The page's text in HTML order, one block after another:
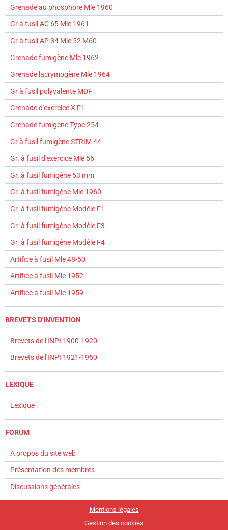
Grenade au phosphore Mle 1960
Gr à fusil AC 65 Mle 1961
Gr à fusil AP 34 Mle 52 M60
Grenade fumigène Mle 1962
Grenade lacrymogène Mle 1964
Gr à fusil polyvalente MDF
Grenade d'exercice X F1
Grenade fumigène Type 254
Gr à fusil fumigène STRIM 44
Gr. à fusil d'exercice Mle 56
Gr. à fusil fumigène 53 mm
Gr. à fusil fumigène Mle 1960
Gr. à fusil fumigène Modèle F1
Gr. à fusil fumigène Modèle F3
Gr. à fusil fumigène Modèle F4
Artifice à fusil Mle 48-50
Artifice à fusil Mle 1952
Artifice à fusil Mle 1959
BREVETS D'INVENTION
Brevets de l'INPI 1900-1920
Brevets de l'INPI 1921-1950
LEXIQUE
Lexique
FORUM
A propos du site web
Présentation des membres
Discussions générales
Mentions légales
Gestion des cookies